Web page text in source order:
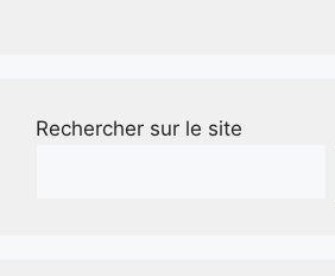
Rechercher sur le site